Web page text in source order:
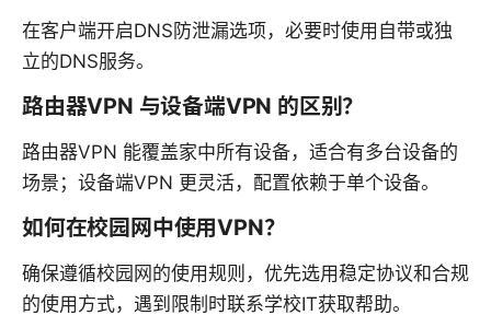
在客户端开启DNS防泄漏选项，必要时使用自带或独
立的DNS服务。
路由器VPN 与设备端VPN 的区别？
路由器VPN 能覆盖家中所有设备，适合有多台设备的
场景；设备端VPN 更灵活，配置依赖于单个设备。
如何在校园网中使用VPN？
确保遵循校园网的使用规则，优先选用稳定协议和合规
的使用方式，遇到限制时联系学校IT获取帮助。